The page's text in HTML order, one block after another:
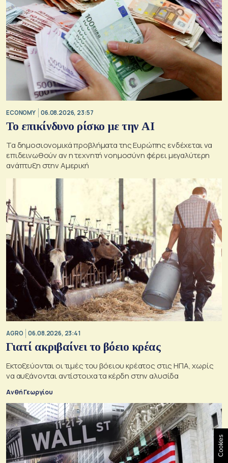
ECONOMY 06.08.2026, 23:57
Το επικίνδυνο ρίσκο με την ΑΙ
Τα δημοσιονομικά προβλήματα της Ευρώπης ενδέχεται να
επιδεινωθούν αν η τεχνητή νοημοσύνη φέρει μεγαλύτερη
ανάπτυξη στην Αμερική
AGRO 06.08.2026, 23:41
Γιατί ακριβαίνει το βόειο κρέας
Εκτοξεύονται οι τιμές του βόειου κρέατος στις ΗΠΑ, χωρίς
να αυξάνονται αντίστοιχα τα κέρδη στην αλυσίδα
Ανθή Γεωργίου
Cookies